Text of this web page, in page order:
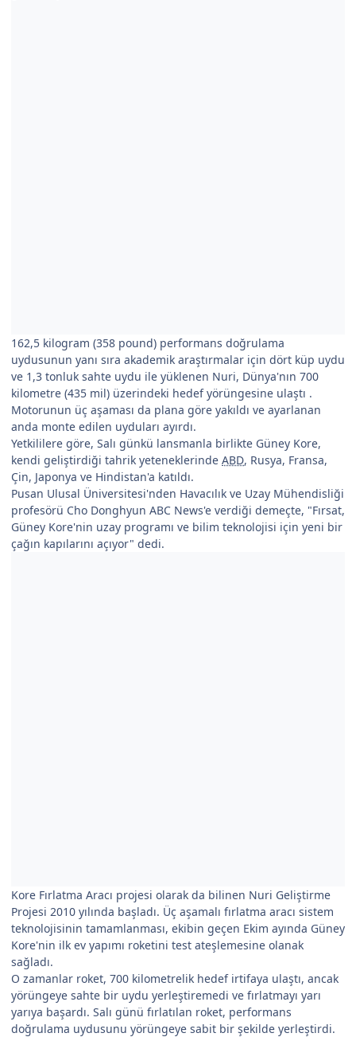
162,5 kilogram (358 pound) performans doğrulama
uydusunun yanı sıra akademik araştırmalar için dört küp uydu
ve 1,3 tonluk sahte uydu ile yüklenen Nuri, Dünya'nın 700
kilometre (435 mil) üzerindeki hedef yörüngesine ulaştı .
Motorunun üç aşaması da plana göre yakıldı ve ayarlanan
anda monte edilen uyduları ayırdı.
Yetkililere göre, Salı günkü lansmanla birlikte Güney Kore,
kendi geliştirdiği tahrik yeteneklerinde ABD, Rusya, Fransa,
Çin, Japonya ve Hindistan'a katıldı.
Pusan Ulusal Üniversitesi'nden Havacılık ve Uzay Mühendisliği
profesörü Cho Donghyun ABC News'e verdiği demeçte, "Fırsat,
Güney Kore'nin uzay programı ve bilim teknolojisi için yeni bir
çağın kapılarını açıyor" dedi.
Kore Fırlatma Aracı projesi olarak da bilinen Nuri Geliştirme
Projesi 2010 yılında başladı. Üç aşamalı fırlatma aracı sistem
teknolojisinin tamamlanması, ekibin geçen Ekim ayında Güney
Kore'nin ilk ev yapımı roketini test ateşlemesine olanak
sağladı.
O zamanlar roket, 700 kilometrelik hedef irtifaya ulaştı, ancak
yörüngeye sahte bir uydu yerleştiremedi ve fırlatmayı yarı
yarıya başardı. Salı günü fırlatılan roket, performans
doğrulama uydusunu yörüngeye sabit bir şekilde yerleştirdi.